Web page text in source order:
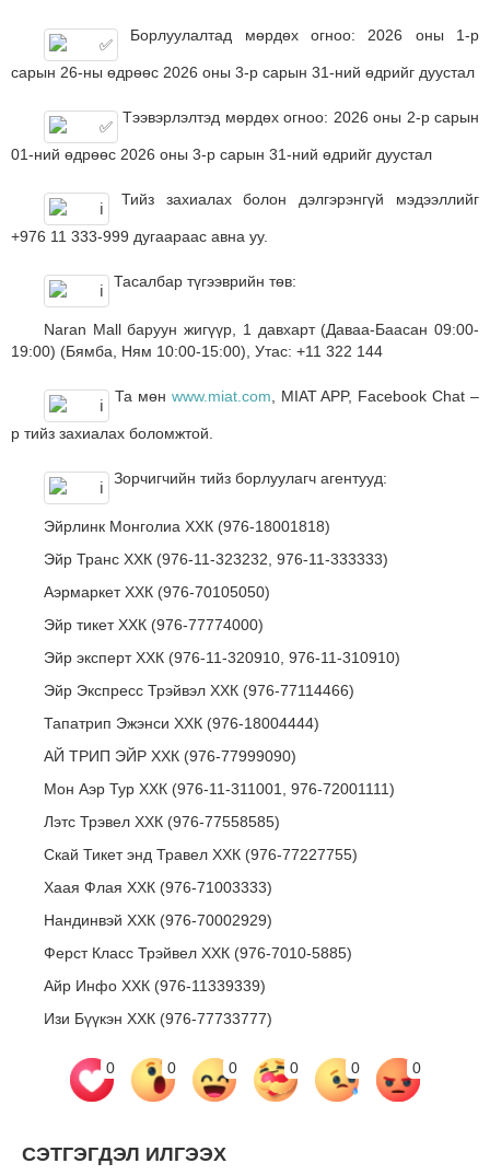
Борлуулалтад мөрдөх огноо: 2026 оны 1-р
сарын 26-ны өдрөөс 2026 оны 3-р сарын 31-ний өдрийг дуустал
Тээвэрлэлтэд мөрдөх огноо: 2026 оны 2-р сарын
01-ний өдрөөс 2026 оны 3-р сарын 31-ний өдрийг дуустал
Тийз захиалах болон дэлгэрэнгүй мэдээллийг
+976 11 333-999 дугаараас авна уу.
Тасалбар түгээврийн төв:
Naran Mall баруун жигүүр, 1 давхарт (Даваа-Баасан 09:00-
19:00) (Бямба, Ням 10:00-15:00), Утас: +11 322 144
Та мөн www.miat.com , MIAT APP, Facebook Chat –
р тийз захиалах боломжтой.
Зорчигчийн тийз борлуулагч агентууд:
Эйрлинк Монголиа ХХК (976-18001818)
Эйр Транс ХХК (976-11-323232, 976-11-333333)
Аэрмаркет ХХК (976-70105050)
Эйр тикет ХХК (976-77774000)
Эйр эксперт ХХК (976-11-320910, 976-11-310910)
Эйр Экспресс Трэйвэл ХХК (976-77114466)
Тапатрип Эжэнси ХХК (976-18004444)
АЙ ТРИП ЭЙР ХХК (976-77999090)
Мон Аэр Тур ХХК (976-11-311001, 976-72001111)
Лэтс Трэвел ХХК (976-77558585)
Скай Тикет энд Травел ХХК (976-77227755)
Хаая Флая ХХК (976-71003333)
Нандинвэй ХХК (976-70002929)
Ферст Класс Трэйвел ХХК (976-7010-5885)
Айр Инфо ХХК (976-11339339)
Изи Бүүкэн ХХК (976-77733777)
0 0 0 0 0 0
СЭТГЭГДЭЛ ИЛГЭЭХ